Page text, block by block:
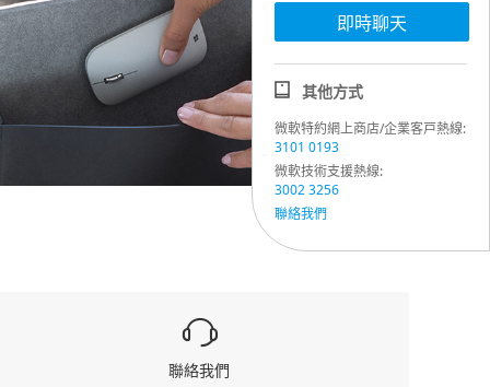
即時聊天
其他方式
微軟特約網上商店/企業客戸熱線:
3101 0193
微軟技術支援熱線:
3002 3256
聯絡我們
聯絡我們